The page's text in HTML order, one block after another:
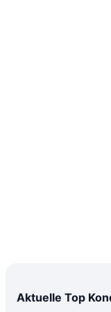
Aktuelle Top